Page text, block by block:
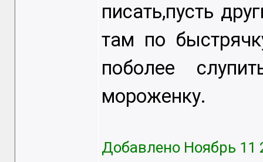
писать,пусть
там по
поболее
мороженку.
Добавлено Ноябрь 11